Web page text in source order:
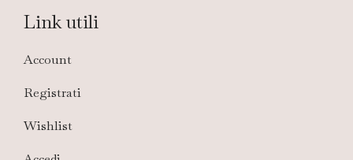
Link utili
Account
Registrati
Wishlist